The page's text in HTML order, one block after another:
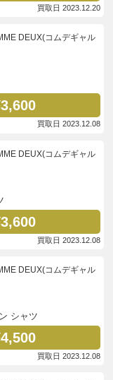
買取日 2023.12.20
DEUX(コムデギャル
買取日 2023.12.08
DEUX(コムデギャル
買取日 2023.12.08
DEUX(コムデギャル
シャツ
買取日 2023.12.08